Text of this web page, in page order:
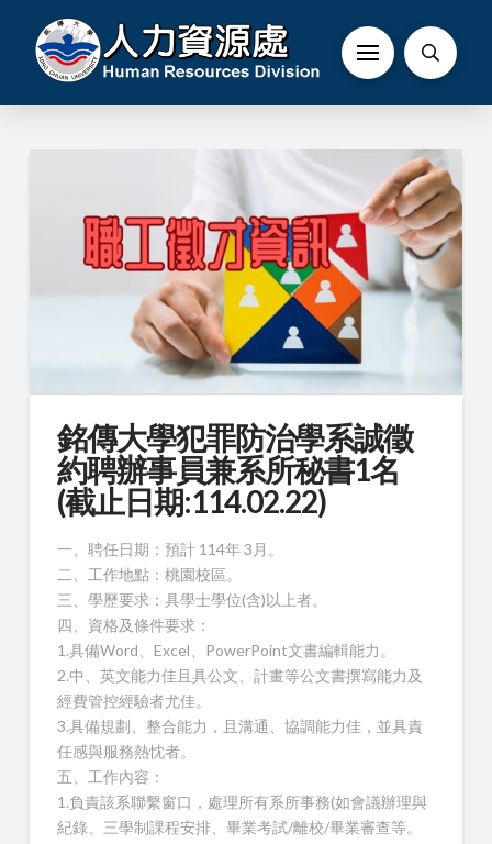
銘傳大學犯罪防治學系誠徵
約聘辦事員兼系所秘書1名
(截止日期:114.02.22)
一、聘任日期：預計 114年 3月。
二、工作地點：桃園校區。
三、學歷要求：具學士學位(含)以上者。
四、資格及條件要求：
1.具備Word、Excel、PowerPoint文書編輯能力。
2.中、英文能力佳且具公文、計畫等公文書撰寫能力及
經費管控經驗者尤佳。
3.具備規劃、整合能力，且溝通、協調能力佳，並具責
任感與服務熱忱者。
五、工作內容：
1.負責該系聯繫窗口，處理所有系所事務(如會議辦理與
紀錄、三學制課程安排、畢業考試/離校/畢業審查等。